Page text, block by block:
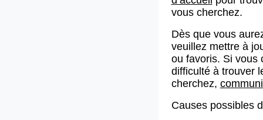
vous cherchez.
Dès que vous
veuillez mettre à
ou favoris. Si vous
difficulté à trouver
cherchez,
Causes possibles